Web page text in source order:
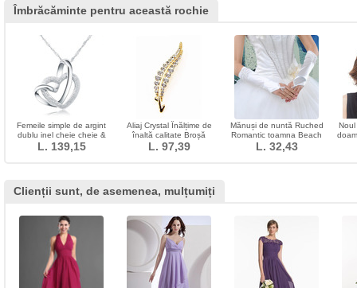
Îmbrăcăminte pentru această rochie
Femeile simple de argint
dublu inel cheie cheie &
pandantiv
L. 139,15
Aliaj Crystal Înălțime de
înaltă calitate Broșă
L. 97,39
Mănuși de nuntă Ruched
Romantic toamna Beach
Taffeta
L. 32,43
Clienții sunt, de asemenea, mulțumiți